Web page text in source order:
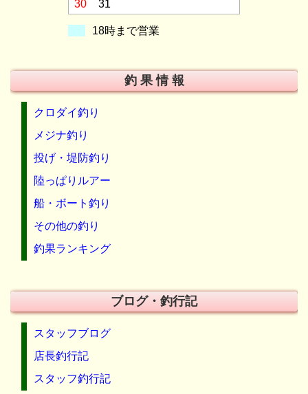
30
31
18時まで営業
釣 果 情 報
クロダイ釣り
メジナ釣り
投げ・堤防釣り
陸っぱりルアー
船・ボート釣り
その他の釣り
釣果ランキング
ブログ・釣行記
スタッフブログ
店長釣行記
スタッフ釣行記